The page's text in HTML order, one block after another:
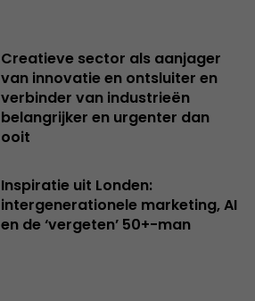
Creatieve sector als aanjager
van innovatie en ontsluiter en
verbinder van industrieën
belangrijker en urgenter dan
ooit
Inspiratie uit Londen:
intergenerationele marketing, AI
en de ‘vergeten’ 50+-man